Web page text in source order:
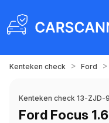
Kenteken check > Ford >
Kenteken check 13-ZJD-9
Ford Focus